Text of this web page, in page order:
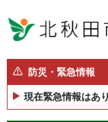
防災・緊急情報
現在緊急情報はあ